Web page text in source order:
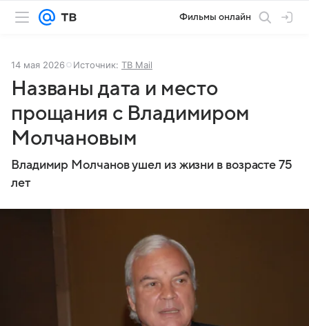
Фильмы онлайн
14 мая 2026 Источник: ТВ Mail
Названы дата и место
прощания с Владимиром
Молчановым
Владимир Молчанов ушел из жизни в возрасте 75
лет